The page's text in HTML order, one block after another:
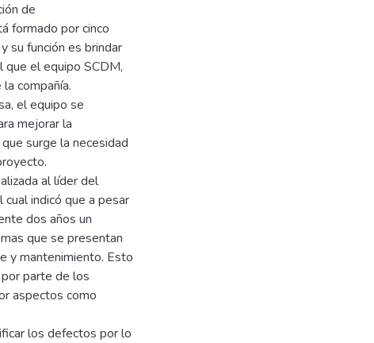
de
formado por cinco
su función es brindar
que el equipo SCDM,
compañía.
el equipo se
mejorar la
surge la necesidad
al líder del
indicó que a pesar
dos años un
que se presentan
y mantenimiento. Esto
parte de los
aspectos como
los defectos por lo